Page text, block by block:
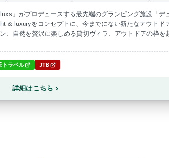
」がプロデュースする最先端のグランピング施設「
& luxuryをコンセプトに、今までにない新たなアウト
、自然を贅沢に楽しめる貸切ヴィラ、アウトドアの枠を
るこのリゾートは、やまぞえの魅力と「感動価値創造
ひ飛び込んでみてください。
トラベル JTB
詳細はこちら